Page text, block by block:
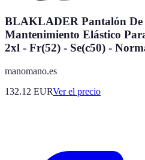
BLAKLADER Pantalón De
Mantenimiento Elástico
2xl - Fr(52) - Se(c50) -
manomano.es
132.12 EURVer el precio